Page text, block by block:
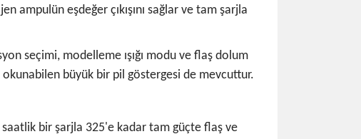
ampulün eşdeğer çıkışını sağlar ve tam şarjla
seçimi, modelleme ışığı modu ve flaş dolum
okunabilen büyük bir pil göstergesi de mevcuttur.
saatlik bir şarjla 325'e kadar tam güçte flaş ve